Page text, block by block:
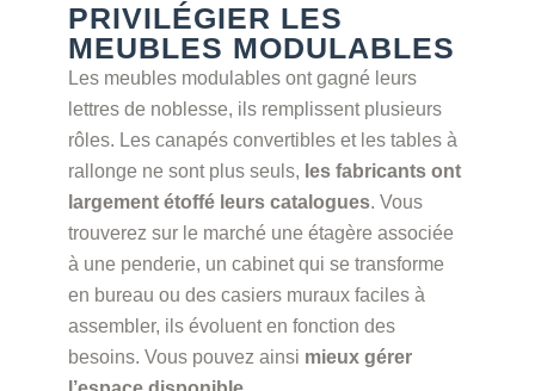
PRIVILÉGIER LES
MEUBLES MODULABLES
Les meubles modulables ont gagné leurs
lettres de noblesse, ils remplissent plusieurs
rôles. Les canapés convertibles et les tables à
rallonge ne sont plus seuls, les fabricants ont
largement étoffé leurs catalogues. Vous
trouverez sur le marché une étagère associée
à une penderie, un cabinet qui se transforme
en bureau ou des casiers muraux faciles à
assembler, ils évoluent en fonction des
besoins. Vous pouvez ainsi mieux gérer